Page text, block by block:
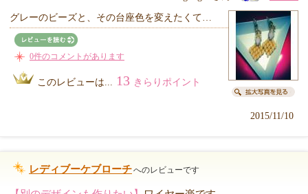
グレーのビーズと、その台座色を変えたくて…
0件のコメントがあります
このレビューは... 13 きらりポイント
2015/11/10
レディブーケブローチへのレビューです